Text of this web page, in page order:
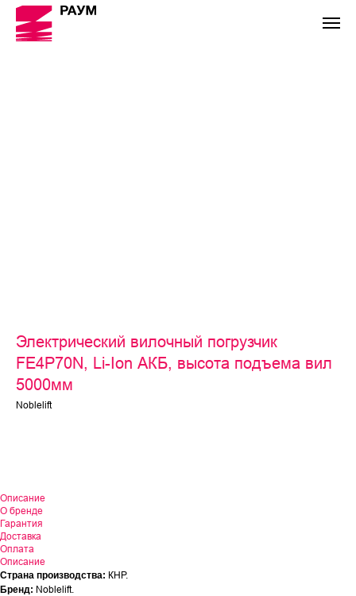
Электрический вилочный погрузчик
FE4P70N, Li-Ion АКБ, высота подъема вил
5000мм
Noblelift
Описание
О бренде
Гарантия
Доставка
Оплата
Описание
Страна производства: КНР.
Бренд: Noblelift.